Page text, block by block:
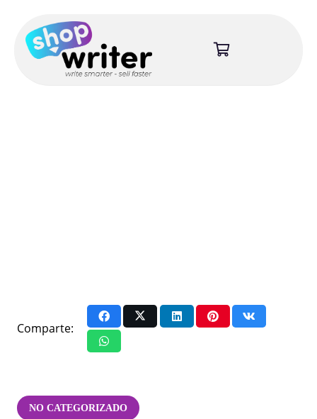
Comparte:
NO CATEGORIZADO